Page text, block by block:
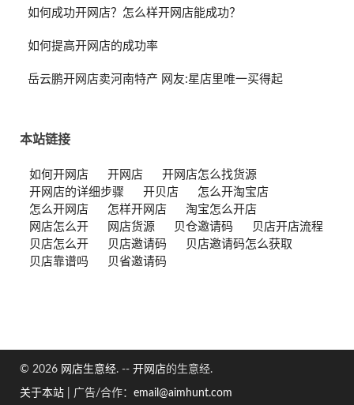
如何成功开网店？怎么样开网店能成功？
如何提高开网店的成功率
岳云鹏开网店卖河南特产 网友:星店里唯一买得起
本站链接
如何开网店 开网店
开网店怎么找货源
开网店的详细步骤
开贝店
怎么开淘宝店
怎么开网店
怎样开网店
淘宝怎么开店
网店怎么开
网店货源 贝仓邀请码
贝店开店流程
贝店怎么开
贝店邀请码
贝店邀请码怎么获取
贝店靠谱吗
贝省邀请码
© 2026 网店生意经. -- 开网店 的生意经.
关于本站 广告/合作： email@aimhunt.com